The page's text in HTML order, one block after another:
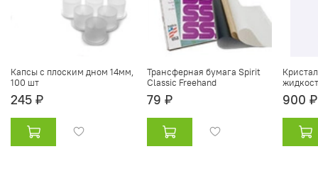
Капсы с плоским дном 14мм,
100 шт
245 ₽
Трансферная бумага Spirit
Classic Freehand
79 ₽ 900 ₽